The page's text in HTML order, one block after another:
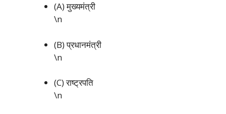
(A) मुख्यमंत्री
\n
(B) प्रधानमंत्री
\n
(C) राष्ट्रपति
\n